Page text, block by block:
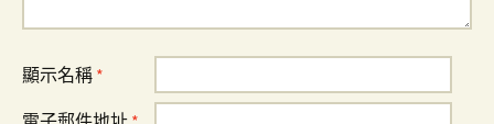
顯示名稱 *